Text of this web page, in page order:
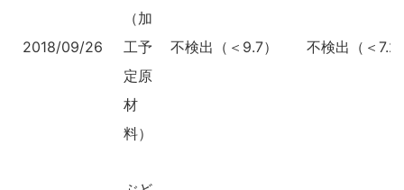
2018/09/26
（加
工予
定原
材
料）
不検出（＜9.7） 不検出（＜7.2